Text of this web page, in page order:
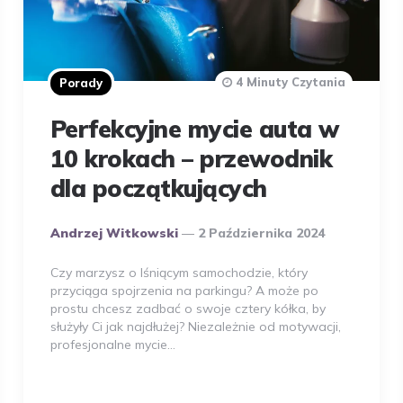
Porady
Perfekcyjne mycie auta w
10 krokach – przewodnik
dla początkujących
Opublikowany
Andrzej Witkowski 2 Października 2024
4 Minuty Czytania
Czy marzysz o lśniącym samochodzie, który
przyciąga spojrzenia na parkingu? A może po
prostu chcesz zadbać o swoje cztery kółka, by
służyły Ci jak najdłużej? Niezależnie od motywacji,
profesjonalne mycie…